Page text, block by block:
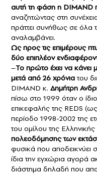
αυτή τη φάση η DIMAND
αναζητώντας στη
πράττει συνήθως σε όλα
αναλαμβάνει.
Ως προς τις επιμέρους
δύο επιπλέον
–Το πρώτο έχει να κάνει
μετά από 26 χρόνιατου
DIMAND κ. Δημήτρη
πίσω στο 1999 όταν ο
επικεφαλής της REDS
περίοδο 1998-2002 της
του ομίλου της Ελληνικής
πολεοδόμησης των
φυσικά που αποδεικνύει
ίδια την εγχώρια αγορά
διάστημα δηλαδή που